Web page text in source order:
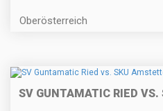
Oberösterreich
SV GUNTAMATIC RIED